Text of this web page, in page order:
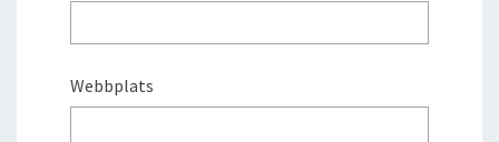
Webbplats